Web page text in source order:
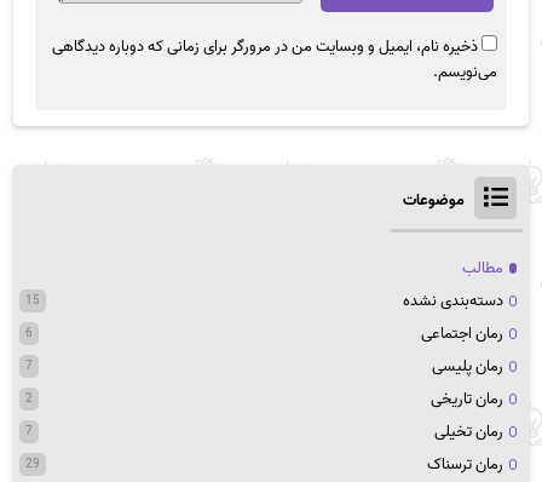
ذخیره نام، ایمیل و وبسایت من در مرورگر برای زمانی که دوباره دیدگاهی
می‌نویسم.
موضوعات
مطالب
دسته‌بندی نشده
15
رمان اجتماعی 6
رمان پلیسی 7
رمان تاریخی 2
رمان تخیلی 7
رمان ترسناک 29